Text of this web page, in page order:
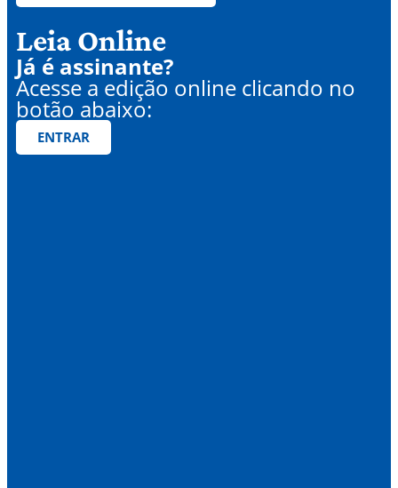
Leia Online
Já é assinante?
Acesse a edição online clicando no
botão abaixo:
ENTRAR